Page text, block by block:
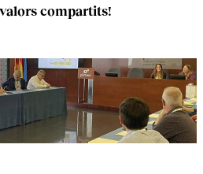
compartits!